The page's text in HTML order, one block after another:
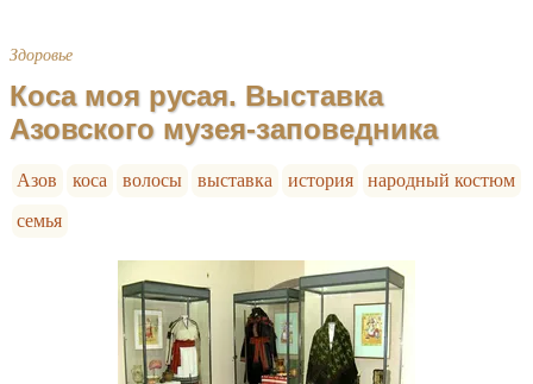
Здоровье
Коса моя русая. Выставка
Азовского музея-заповедника
Азов коса волосы выставка история
народный костюм
семья